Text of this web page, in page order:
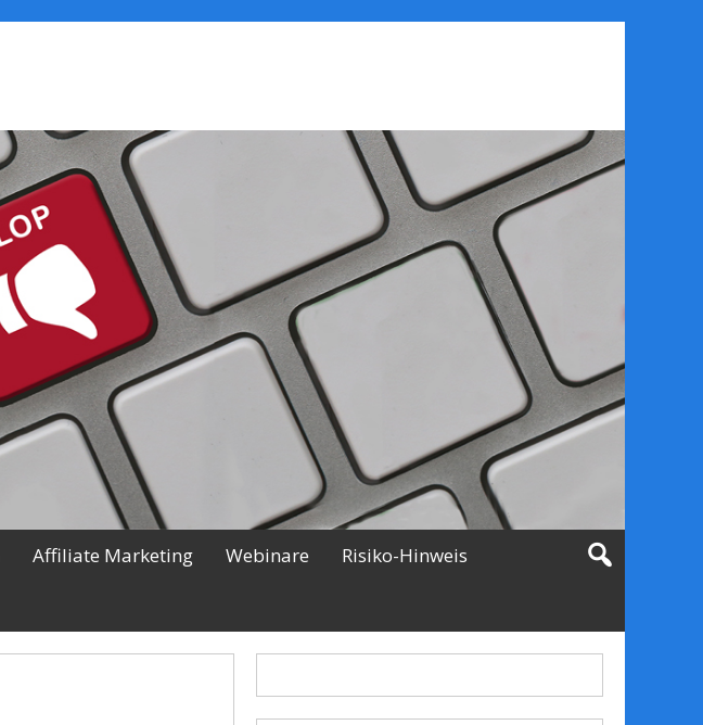
Affiliate Marketing Webinare Risiko-Hinweis